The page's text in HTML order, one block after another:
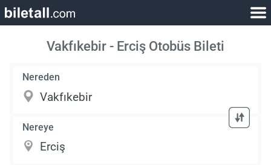
Vakfıkebir - Erciş Otobüs Bileti
Nereden
Nereye